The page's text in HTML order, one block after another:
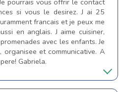
si vous le desirez. J ai 25
francais et je peux me
en anglais. J aime cuisiner,
avec les enfants. Je
organisee et communicative. A
Gabriela.